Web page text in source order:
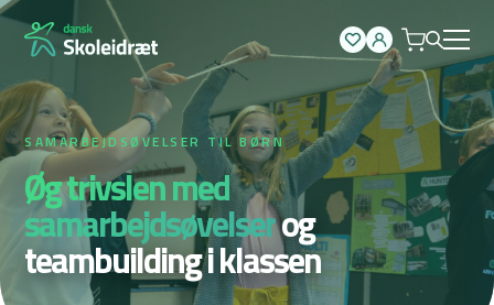
Spring
SAMARBEJDSØVELSER TIL BØRN
Øg trivslen med
samarbejdsøvelserog
teambuilding i klassen